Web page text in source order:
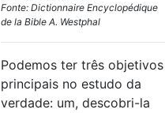
Fonte: Dictionnaire Encyclopédique
de la Bible A. Westphal
Podemos ter três objetivos
principais no estudo da
verdade: um, descobri-la